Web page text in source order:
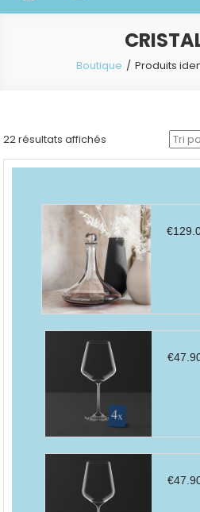
Boutique Produits
22 résultats affichés
par
€
€
€